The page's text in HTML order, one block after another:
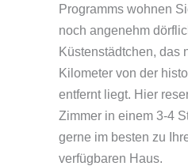
Programms wohnen
noch angenehm
Küstenstädtchen, das
Kilometer von der
entfernt liegt. Hier
Zimmer in einem 3-4
gerne im besten zu
verfügbaren Haus.